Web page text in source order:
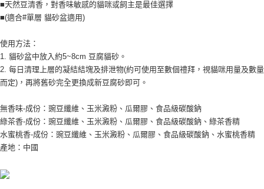
時審查核予不同之上限額度；若仍有額度不足之情形，本公司將視審查結果
請求用戶進行身份認證。
恩沛科技股份有限公司將有權停止該用戶之使用額度並採取法律行動。
■天然豆清香，對香味敏感的貓咪或飼主是最佳選擇
■(適合#單層 貓砂盆適用)
使用方法：
1. 貓砂盆中放入約5~8cm 豆腐貓砂。
2. 每日清理上層的凝結結塊及排泄物(約可使用至數個禮拜，視貓咪用量及數量
而定)，再將舊砂完全更換成新豆腐砂即可。
無香味-成份：豌豆纖維、玉米澱粉、瓜爾膠、食品級碳酸鈉
綠茶香-成份：豌豆纖維、玉米澱粉、瓜爾膠、食品級碳酸鈉、綠茶香精
水蜜桃香-成份：豌豆纖維、玉米澱粉、瓜爾膠、食品級碳酸鈉、水蜜桃香精
產地：中國